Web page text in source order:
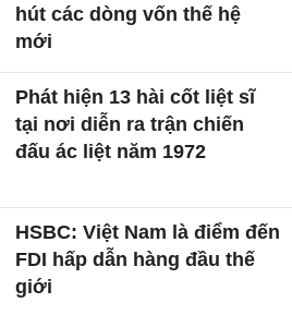
hút các dòng vốn thế hệ
mới
Phát hiện 13 hài cốt liệt sĩ
tại nơi diễn ra trận chiến
đấu ác liệt năm 1972
HSBC: Việt Nam là điểm đến
FDI hấp dẫn hàng đầu thế
giới